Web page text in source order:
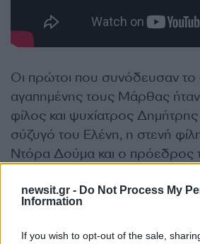
newsit.gr - Do Not Process My
Information
If you wish to opt-out of the sale,
Οι πρώτοι που συνόδευσαν
αγαπημένης τους Μάρθας
φίλος και ψυχίατρος
σύζυγό του Ελένη, η στενή
Ντόρα Δούμα και ο πρόεδρος